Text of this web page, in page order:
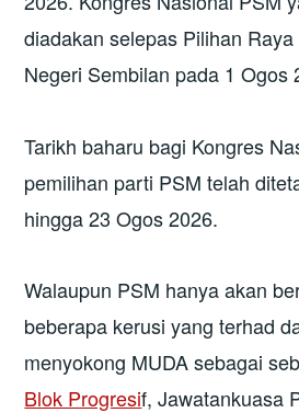
diadakan selepas Pilihan
Negeri Sembilan pada 1 Ogos
Tarikh baharu bagi Kongres
pemilihan parti PSM telah
hingga 23 Ogos 2026.
Walaupun PSM hanya akan
beberapa kerusi yang terhad
menyokong MUDA sebagai
Blok Progresif, Jawatankuasa